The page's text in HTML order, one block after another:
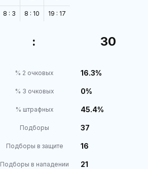
8 : 3 8 : 10 19 : 17
: 30
% 2 очковых 16.3%
% 3 очковых 0%
% штрафных 45.4%
Подборы 37
Подборы в защите 16
Подборы в нападении 21